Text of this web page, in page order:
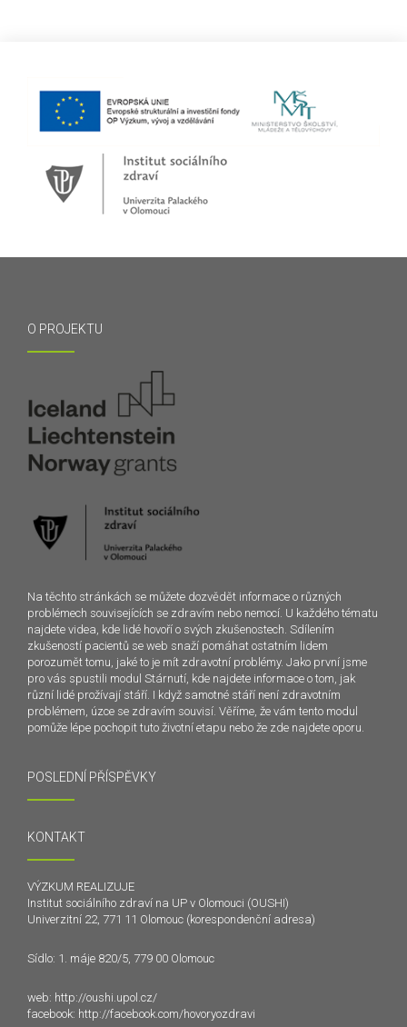
O PROJEKTU
Na těchto stránkách se můžete dozvědět informace o různých
problémech souvisejících se zdravím nebo nemocí. U každého tématu
najdete videa, kde lidé hovoří o svých zkušenostech. Sdílením
zkušeností pacientů se web snaží pomáhat ostatním lidem
porozumět tomu, jaké to je mít zdravotní problémy. Jako první jsme
pro vás spustili modul Stárnutí, kde najdete informace o tom, jak
různí lidé prožívají stáří. I když samotné stáří není zdravotním
problémem, úzce se zdravím souvisí. Věříme, že vám tento modul
pomůže lépe pochopit tuto životní etapu nebo že zde najdete oporu.
POSLEDNÍ PŘÍSPĚVKY
KONTAKT
VÝZKUM REALIZUJE
Institut sociálního zdraví na UP v Olomouci (OUSHI)
Univerzitní 22, 771 11 Olomouc (korespondenční adresa)
Sídlo: 1. máje 820/5, 779 00 Olomouc
web: http://oushi.upol.cz/
facebook: http://facebook.com/hovoryozdravi